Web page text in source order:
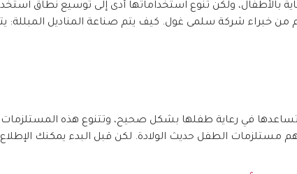
بالأطفال، ولكن تنوع استخداماتها أدى إلى توسيع نطاق
خبراء شركة سلمى غول. كيف يتم صناعة المناديل المبللة:
في رعاية طفلها بشكل صحيح، وتتنوع هذه المستلزمات
مستلزمات الطفل حديث الولادة. لكن قبل البدء يمكنك